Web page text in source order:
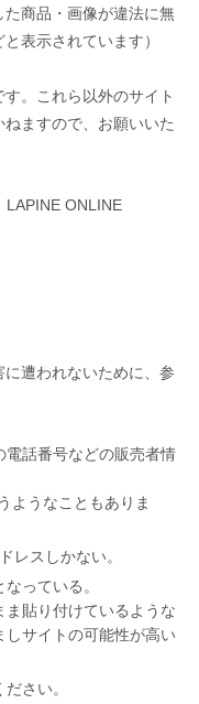
商品・画像が違法に無
表示されています）
。これら以外のサイト
ますので、お願いいた
LAPINE ONLINE
遭われないために、参
話番号などの販売者情
ようなこともありま
レスしかない。
っている。
ま貼り付けているような
しサイトの可能性が高い
さい。